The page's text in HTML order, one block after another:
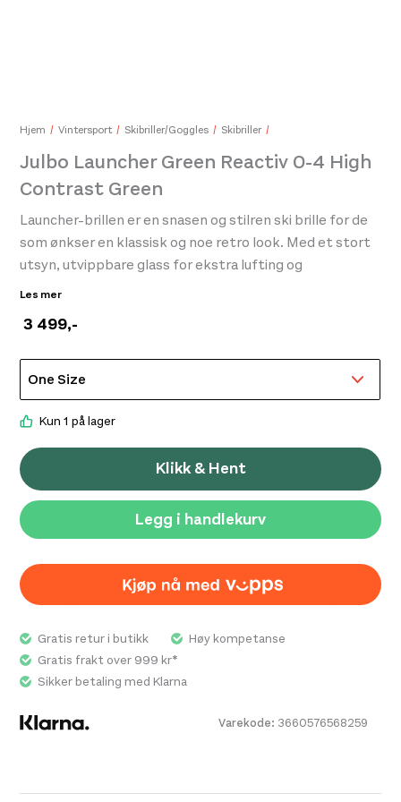
399,-
Hjem Vintersport Skibriller/Goggles Skibriller
Julbo Launcher Green Reactiv 0-4 High
Contrast Green
3 499,-
Launcher-brillen er en snasen og stilren ski brille for de
som ønkser en klassisk og noe retro look. Med et stort
utsyn, utvippbare glass for ekstra lufting og
komfortabel ramme er dette en brille som kan bli med
Kun 1 på lager
Klikk & Hent
Legg i handlekurv
Varekode: 3660576568259
Les mer
Gratis retur i butikk
Høy kompetanse
Gratis frakt over 999 kr*
Sikker betaling med Klarna